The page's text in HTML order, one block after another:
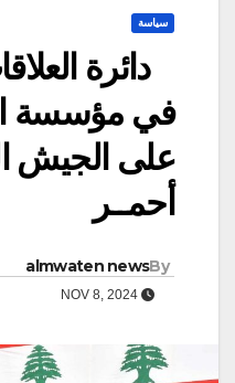
سياسة
دائرة
في مؤسسة
على الجيش
أحمــر
By
almwaten news